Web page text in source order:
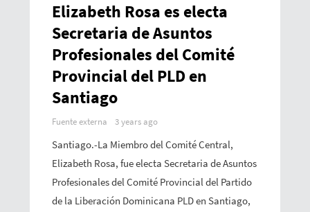
Elizabeth Rosa es electa
Secretaria de Asuntos
Profesionales del Comité
Provincial del PLD en
Santiago
Fuente externa 3 years ago
Santiago.-La Miembro del Comité Central,
Elizabeth Rosa, fue electa Secretaria de Asuntos
Profesionales del Comité Provincial del Partido
de la Liberación Dominicana PLD en Santiago,